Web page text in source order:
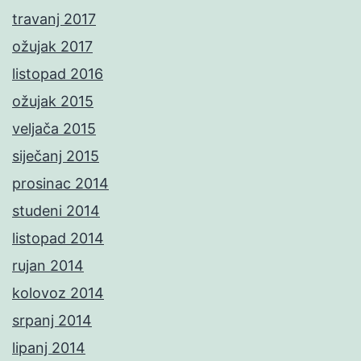
travanj 2017
ožujak 2017
listopad 2016
ožujak 2015
veljača 2015
siječanj 2015
prosinac 2014
studeni 2014
listopad 2014
rujan 2014
kolovoz 2014
srpanj 2014
lipanj 2014